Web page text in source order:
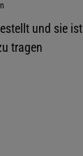
und sie ist
tragen